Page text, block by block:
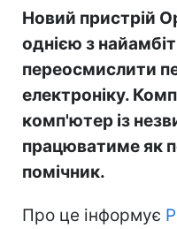
Новий пристрій
однією з
переосмислити
електроніку.
комп'ютер із
працюватиме як
помічник.
Про це інформує